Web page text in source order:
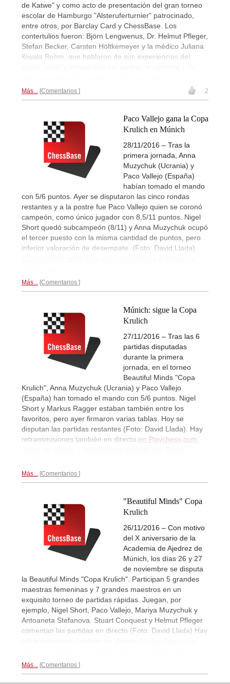
de Katwe" y como acto de presentación del gran torneo
escolar de Hamburgo "Alsteruferturnier" patrocinado,
entre otros, por Barclay Card y ChessBase. Los
contertulios fueron: Björn Lengwenus, Dr. Helmut Pfleger,
Stefan Becker, Carsten Höltkemeyer y la médico Juliana
Kiwala Rehm, que hablaron de sus experiencias del
Más... Comentarios 2
Paco Vallejo gana la Copa
Krulich en Múnich
28/11/2016 – Tras la
primera jornada, Anna
Muzychuk (Ucrania) y
Paco Vallejo (España)
habían tomado el mando
con 5/6 puntos. Ayer se disputaron las cinco rondas
restantes y a la postre fue Paco Vallejo quien se coronó
campeón, como único jugador con 8,5/11 puntos. Nigel
Short quedó subcampeón (8/11) y Anna Muzychuk ocupó
el tercer puesto con la misma cantidad de puntos, pero
inferior valoración de desempate. (Foto: David Llada).
Más... Comentarios
Múnich: sigue la Copa
Krulich
27/11/2016 – Tras las 6
partidas disputadas
durante la primera
jornada, en el torneo
Beautiful Minds "Copa
Krulich", Anna Muzychuk (Ucrania) y Paco Vallejo
(España) han tomado el mando con 5/6 puntos. Nigel
Short y Markus Ragger estaban también entre los
favoritos, pero ayer firmaron varias tablas. Hoy se
disputan las partidas restantes (Foto: David Llada). Hay
retransmisiones también en directo en Playchess.com.
Más... Comentarios
"Beautiful Minds" Copa
Krulich
26/11/2016 – Con motivo
del X aniversario de la
Academia de Ajedrez de
Múnich, los días 26 y 27
de noviembre se disputa
la Beautiful Minds "Copa Krulich". Participan 5 grandes
maestras femeninas y 7 grandes maestros en un
exquisito torneo de partidas rápidas. Juegan, por
ejemplo, Nigel Short, Paco Vallejo, Mariya Muzychuk y
Antoaneta Stefanova. Stuart Conquest y Helmut Pfleger
comentan las partidas en directo (Foto: David Llada) Hay
Más... Comentarios